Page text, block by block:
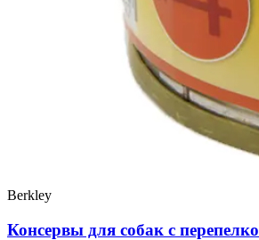
Berkley
Консервы для собак с